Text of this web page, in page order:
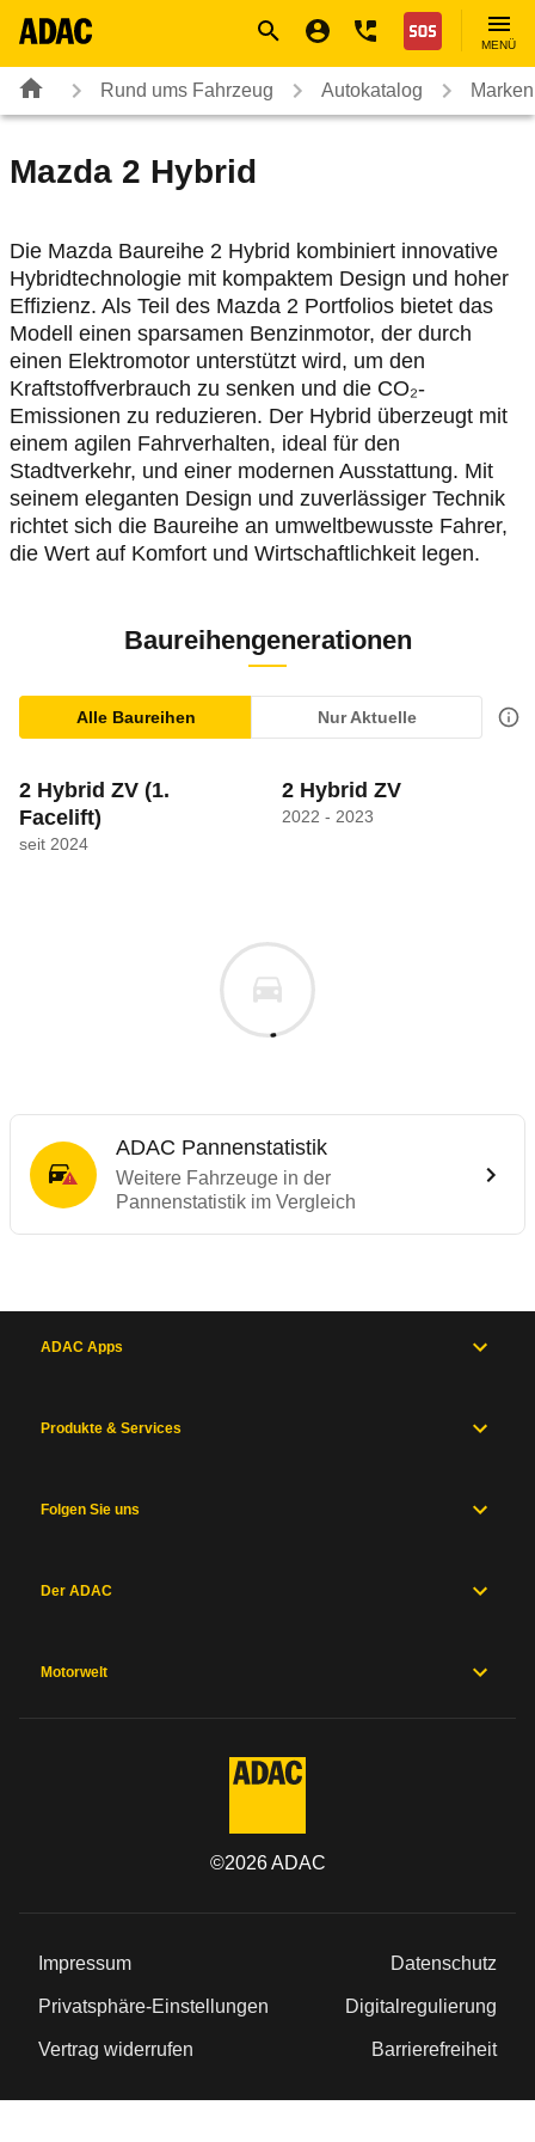
Nothilfe
MENÜ
Rund ums Fahrzeug Autokatalog
Mazda 2 Hybrid
Die Mazda Baureihe 2 Hybrid kombiniert innovative
Hybridtechnologie mit kompaktem Design und hoher
Effizienz. Als Teil des Mazda 2 Portfolios bietet das
Modell einen sparsamen Benzinmotor, der durch
einen Elektromotor unterstützt wird, um den
Kraftstoffverbrauch zu senken und die CO₂-
Emissionen zu reduzieren. Der Hybrid überzeugt mit
einem agilen Fahrverhalten, ideal für den
Stadtverkehr, und einer modernen Ausstattung. Mit
seinem eleganten Design und zuverlässiger Technik
richtet sich die Baureihe an umweltbewusste Fahrer,
die Wert auf Komfort und Wirtschaftlichkeit legen.
Baureihengenerationen
Alle Baureihen Nur Aktuelle
2 Hybrid ZV (1.
Facelift)
seit 2024
2 Hybrid ZV
2022 - 2023
ADAC Pannenstatistik
Weitere Fahrzeuge in der
Pannenstatistik im Vergleich
ADAC Apps
Produkte & Services
Folgen Sie uns
Der ADAC
Motorwelt
©2026ADAC
Impressum Datenschutz
Privatsphäre-Einstellungen Digitalregulierung
Vertrag widerrufen Barrierefreiheit